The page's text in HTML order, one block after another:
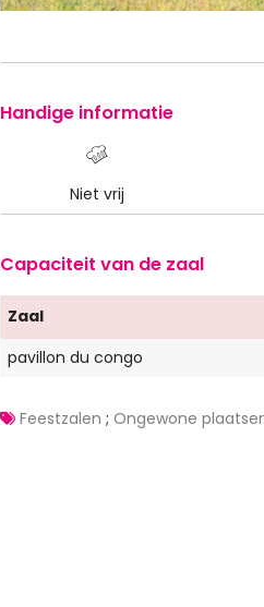
Handige informatie
Niet vrij
Capaciteit van de zaal
Zaal
pavillon du congo
Feestzalen ; Ongewone